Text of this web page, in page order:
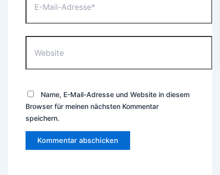
Mail-
Name, E-Mail-Adresse und Website in diesem
Browser für meinen nächsten Kommentar
speichern.